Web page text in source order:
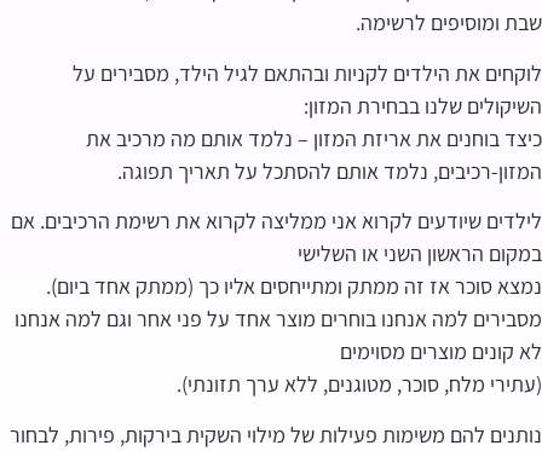
שבת ומוסיפים לרשימה.
לוקחים את הילדים לקניות ובהתאם לגיל הילד, מסבירים על
השיקולים שלנו בבחירת המזון:
כיצד בוחנים את אריזת המזון – נלמד אותם מה מרכיב את
המזון-רכיבים, נלמד אותם להסתכל על תאריך תפוגה.
לילדים שיודעים לקרוא אני ממליצה לקרוא את רשימת הרכיבים. אם
במקום הראשון השני או השלישי
נמצא סוכר אז זה ממתק ומתייחסים אליו כך (ממתק אחד ביום).
מסבירים למה אנחנו בוחרים מוצר אחד על פני אחר וגם למה אנחנו
לא קונים מוצרים מסוימים
(עתירי מלח, סוכר, מטוגנים, ללא ערך תזונתי).
נותנים להם משימות פעילות של מילוי השקית בירקות, פירות, לבחור